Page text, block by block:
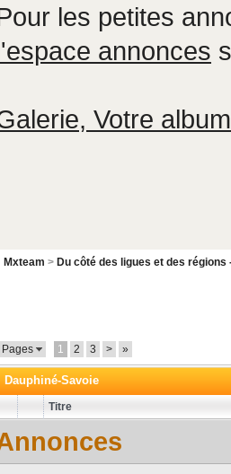
les petites
annonces
Votre
Mxteam > Du côté des ligues et des régions
Pages 1 2 3 > »
Dauphiné-Savoie
Titre